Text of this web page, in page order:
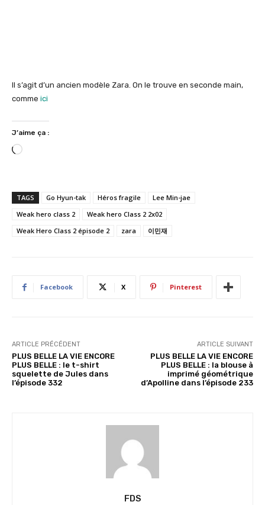
Il s’agit d’un ancien modèle Zara. On le trouve en seconde main,
comme ici
J’aime ça :
C
r
g
e
m
…
TAGS Go Hyun-tak Héros fragile
Lee Min-jae
Weak hero class 2
Weak hero Class 2 2x02
Weak Hero Class 2 épisode 2
zara 이민재
Facebook X Pinterest
ARTICLE PRÉCÉDENT
PLUS BELLE LA VIE ENCORE
PLUS BELLE : le t-shirt
squelette de Jules dans
l’épisode 332
ARTICLE SUIVANT
PLUS BELLE LA VIE ENCORE
PLUS BELLE : la blouse à
imprimé géométrique
d’Apolline dans l’épisode 233
FDS